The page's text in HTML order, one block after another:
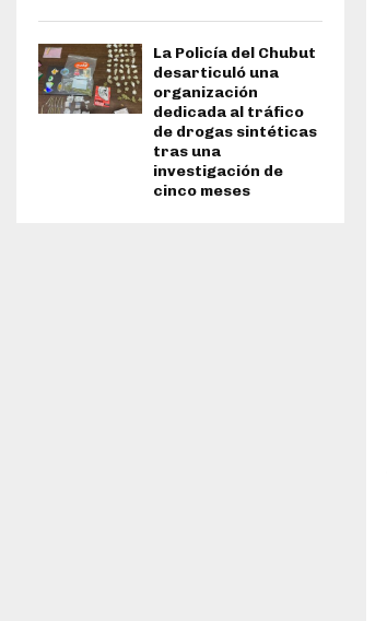
La Policía del Chubut
desarticuló una
organización
dedicada al tráfico
de drogas sintéticas
tras una
investigación de
cinco meses